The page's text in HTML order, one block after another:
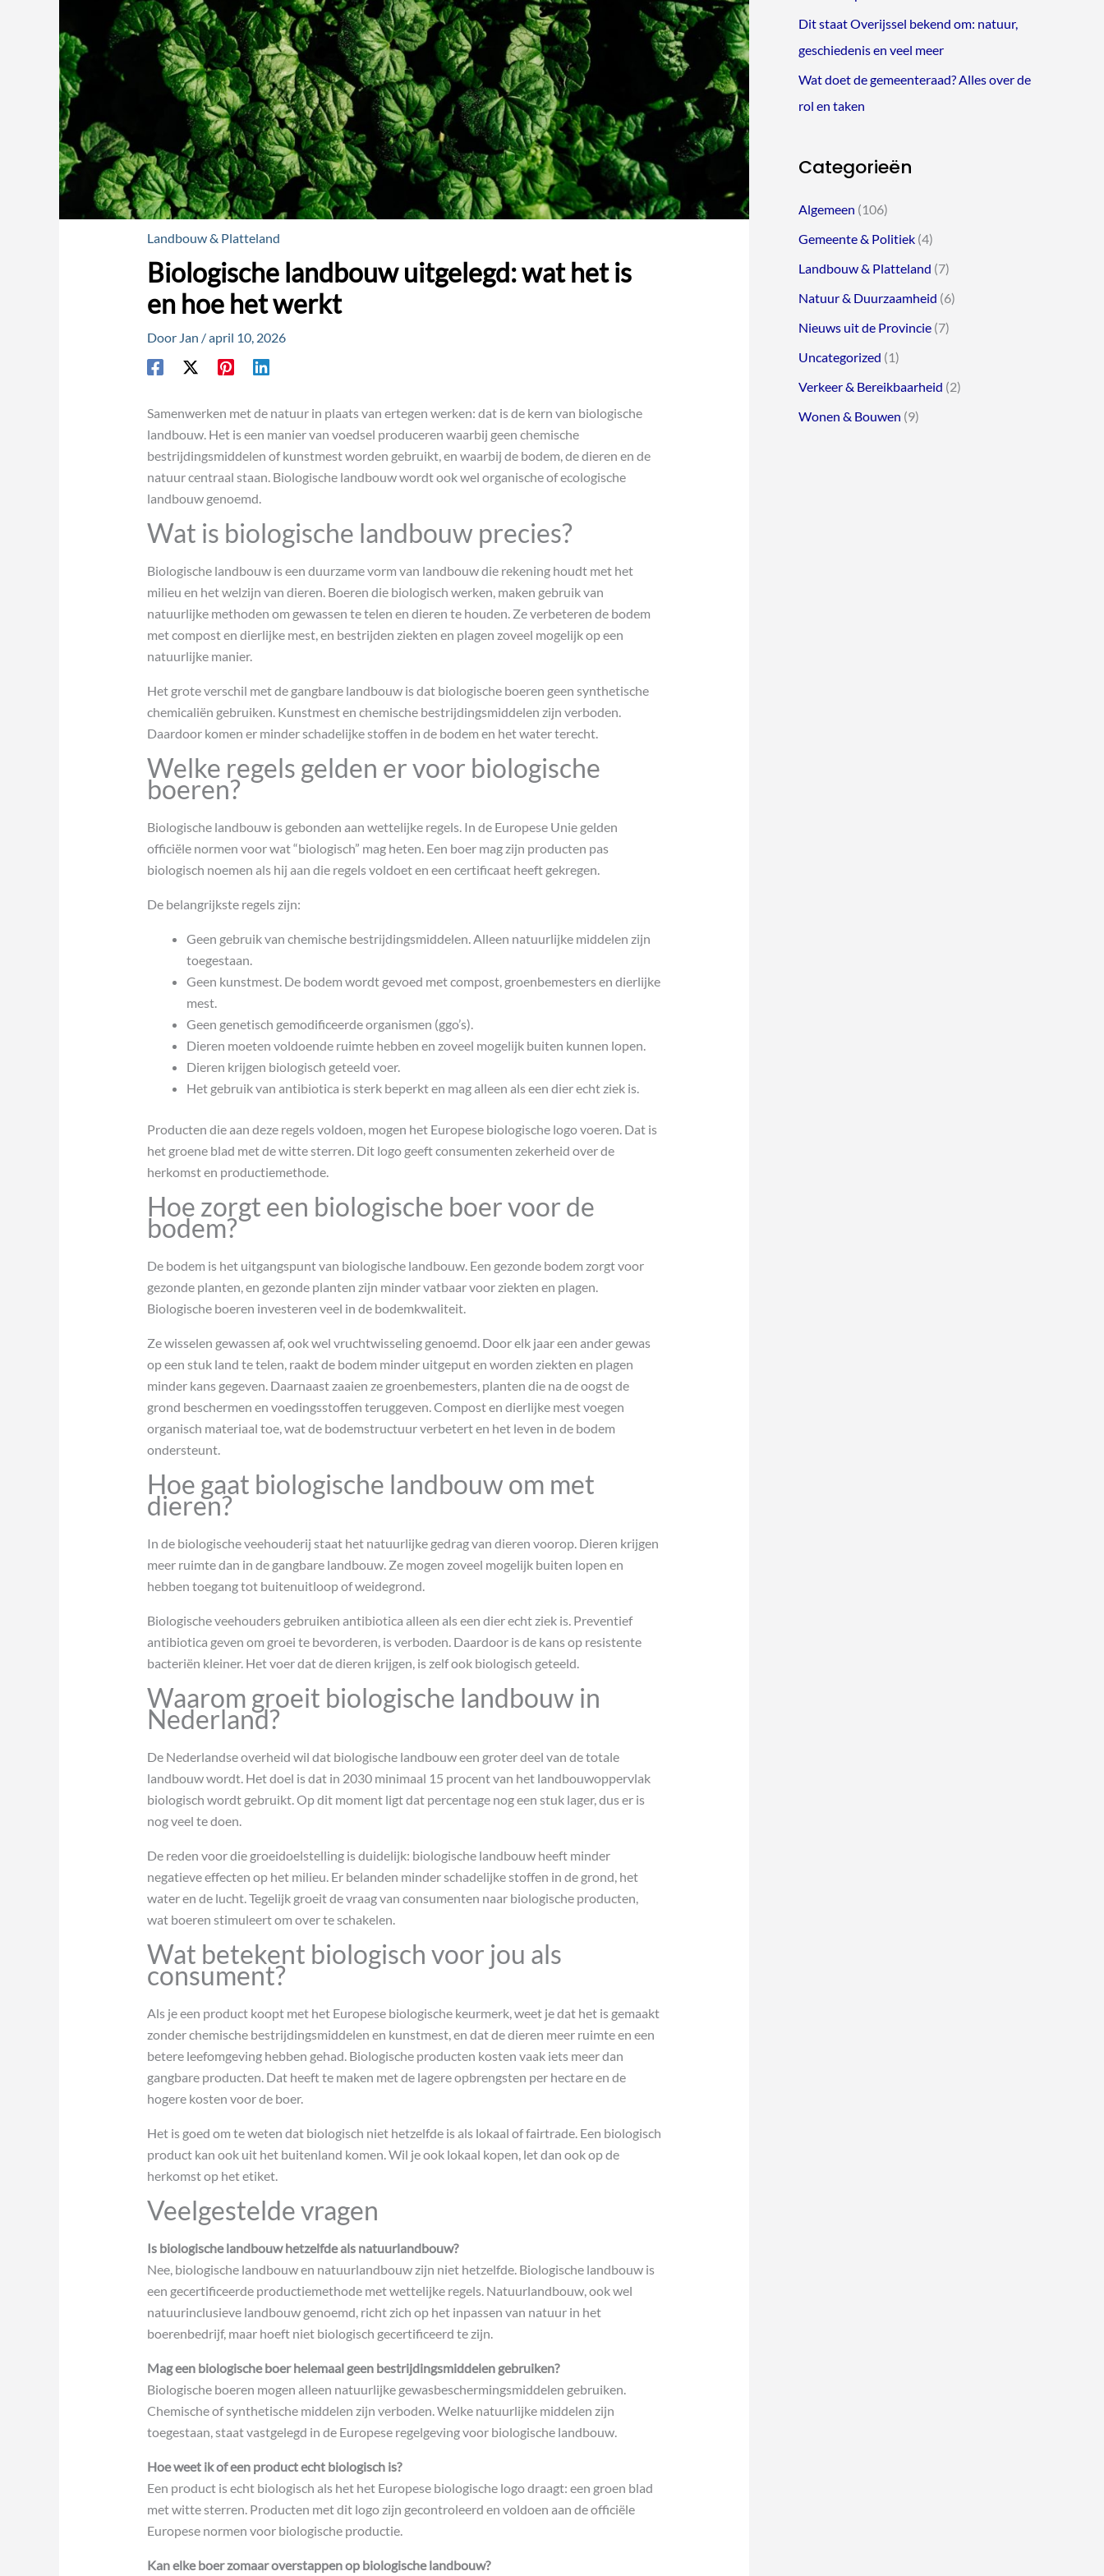
Landbouw & Platteland
Biologische landbouw uitgelegd: wat het is
en hoe het werkt
Door Jan /april 10, 2026
Samenwerken met de natuur in plaats van ertegen werken: dat is de kern van biologische
landbouw. Het is een manier van voedsel produceren waarbij geen chemische
bestrijdingsmiddelen of kunstmest worden gebruikt, en waarbij de bodem, de dieren en de
natuur centraal staan. Biologische landbouw wordt ook wel organische of ecologische
landbouw genoemd.
Wat is biologische landbouw precies?
Biologische landbouw is een duurzame vorm van landbouw die rekening houdt met het
milieu en het welzijn van dieren. Boeren die biologisch werken, maken gebruik van
natuurlijke methoden om gewassen te telen en dieren te houden. Ze verbeteren de bodem
met compost en dierlijke mest, en bestrijden ziekten en plagen zoveel mogelijk op een
natuurlijke manier.
Het grote verschil met de gangbare landbouw is dat biologische boeren geen synthetische
chemicaliën gebruiken. Kunstmest en chemische bestrijdingsmiddelen zijn verboden.
Daardoor komen er minder schadelijke stoffen in de bodem en het water terecht.
Welke regels gelden er voor biologische
boeren?
Biologische landbouw is gebonden aan wettelijke regels. In de Europese Unie gelden
officiële normen voor wat “biologisch” mag heten. Een boer mag zijn producten pas
biologisch noemen als hij aan die regels voldoet en een certificaat heeft gekregen.
De belangrijkste regels zijn:
Geen gebruik van chemische bestrijdingsmiddelen. Alleen natuurlijke middelen zijn
toegestaan.
Geen kunstmest. De bodem wordt gevoed met compost, groenbemesters en dierlijke
mest.
Geen genetisch gemodificeerde organismen (ggo’s).
Dieren moeten voldoende ruimte hebben en zoveel mogelijk buiten kunnen lopen.
Dieren krijgen biologisch geteeld voer.
Het gebruik van antibiotica is sterk beperkt en mag alleen als een dier echt ziek is.
Producten die aan deze regels voldoen, mogen het Europese biologische logo voeren. Dat is
het groene blad met de witte sterren. Dit logo geeft consumenten zekerheid over de
herkomst en productiemethode.
Hoe zorgt een biologische boer voor de
bodem?
De bodem is het uitgangspunt van biologische landbouw. Een gezonde bodem zorgt voor
gezonde planten, en gezonde planten zijn minder vatbaar voor ziekten en plagen.
Biologische boeren investeren veel in de bodemkwaliteit.
Ze wisselen gewassen af, ook wel vruchtwisseling genoemd. Door elk jaar een ander gewas
op een stuk land te telen, raakt de bodem minder uitgeput en worden ziekten en plagen
minder kans gegeven. Daarnaast zaaien ze groenbemesters, planten die na de oogst de
grond beschermen en voedingsstoffen teruggeven. Compost en dierlijke mest voegen
organisch materiaal toe, wat de bodemstructuur verbetert en het leven in de bodem
ondersteunt.
Hoe gaat biologische landbouw om met
dieren?
In de biologische veehouderij staat het natuurlijke gedrag van dieren voorop. Dieren krijgen
meer ruimte dan in de gangbare landbouw. Ze mogen zoveel mogelijk buiten lopen en
hebben toegang tot buitenuitloop of weidegrond.
Biologische veehouders gebruiken antibiotica alleen als een dier echt ziek is. Preventief
antibiotica geven om groei te bevorderen, is verboden. Daardoor is de kans op resistente
bacteriën kleiner. Het voer dat de dieren krijgen, is zelf ook biologisch geteeld.
Waarom groeit biologische landbouw in
Nederland?
De Nederlandse overheid wil dat biologische landbouw een groter deel van de totale
landbouw wordt. Het doel is dat in 2030 minimaal 15 procent van het landbouwoppervlak
biologisch wordt gebruikt. Op dit moment ligt dat percentage nog een stuk lager, dus er is
nog veel te doen.
De reden voor die groeidoelstelling is duidelijk: biologische landbouw heeft minder
negatieve effecten op het milieu. Er belanden minder schadelijke stoffen in de grond, het
water en de lucht. Tegelijk groeit de vraag van consumenten naar biologische producten,
wat boeren stimuleert om over te schakelen.
Wat betekent biologisch voor jou als
consument?
Als je een product koopt met het Europese biologische keurmerk, weet je dat het is gemaakt
zonder chemische bestrijdingsmiddelen en kunstmest, en dat de dieren meer ruimte en een
betere leefomgeving hebben gehad. Biologische producten kosten vaak iets meer dan
gangbare producten. Dat heeft te maken met de lagere opbrengsten per hectare en de
hogere kosten voor de boer.
Het is goed om te weten dat biologisch niet hetzelfde is als lokaal of fairtrade. Een biologisch
product kan ook uit het buitenland komen. Wil je ook lokaal kopen, let dan ook op de
herkomst op het etiket.
Veelgestelde vragen
Is biologische landbouw hetzelfde als natuurlandbouw?
Nee, biologische landbouw en natuurlandbouw zijn niet hetzelfde. Biologische landbouw is
een gecertificeerde productiemethode met wettelijke regels. Natuurlandbouw, ook wel
natuurinclusieve landbouw genoemd, richt zich op het inpassen van natuur in het
boerenbedrijf, maar hoeft niet biologisch gecertificeerd te zijn.
Mag een biologische boer helemaal geen bestrijdingsmiddelen gebruiken?
Biologische boeren mogen alleen natuurlijke gewasbeschermingsmiddelen gebruiken.
Chemische of synthetische middelen zijn verboden. Welke natuurlijke middelen zijn
toegestaan, staat vastgelegd in de Europese regelgeving voor biologische landbouw.
Hoe weet ik of een product echt biologisch is?
Een product is echt biologisch als het het Europese biologische logo draagt: een groen blad
met witte sterren. Producten met dit logo zijn gecontroleerd en voldoen aan de officiële
Europese normen voor biologische productie.
Kan elke boer zomaar overstappen op biologische landbouw?
Dit staat Overijssel bekend om: natuur,
geschiedenis en veel meer
Wat doet de gemeenteraad? Alles over de
rol en taken
Categorieën
Algemeen (106)
Gemeente & Politiek (4)
Landbouw & Platteland (7)
Natuur & Duurzaamheid (6)
Nieuws uit de Provincie (7)
Uncategorized (1)
Verkeer & Bereikbaarheid (2)
Wonen & Bouwen (9)